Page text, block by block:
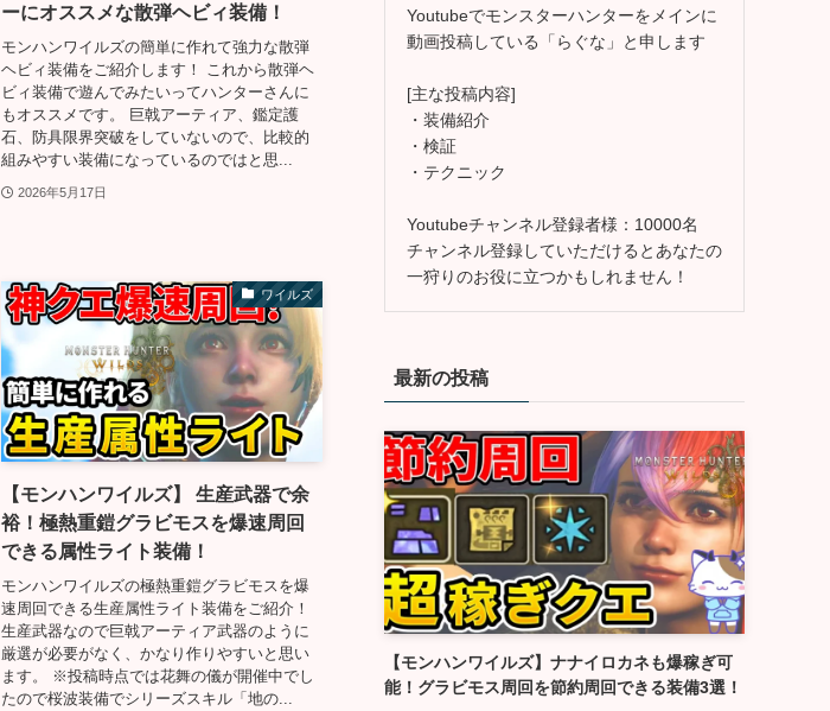
ーにオススメな散弾ヘビィ装備！
モンハンワイルズの簡単に作れて強力な散弾
ヘビィ装備をご紹介します！ これから散弾ヘ
ビィ装備で遊んでみたいってハンターさんに
もオススメです。 巨戟アーティア、鑑定護
石、防具限界突破をしていないので、比較的
組みやすい装備になっているのではと思...
2026年5月17日
ワイルズ
【モンハンワイルズ】 生産武器で余
裕！極熱重鎧グラビモスを爆速周回
できる属性ライト装備！
モンハンワイルズの極熱重鎧グラビモスを爆
速周回できる生産属性ライト装備をご紹介！
生産武器なので巨戟アーティア武器のように
厳選が必要がなく、かなり作りやすいと思い
ます。 ※投稿時点では花舞の儀が開催中でし
たので桜波装備でシリーズスキル「地の...
Youtubeでモンスターハンターをメインに
動画投稿している「らぐな」と申します
[主な投稿内容]
・装備紹介
・検証
・テクニック
Youtubeチャンネル登録者様：10000名
チャンネル登録していただけるとあなたの
一狩りのお役に立つかもしれません！
最新の投稿
【モンハンワイルズ】ナナイロカネも爆稼ぎ可
能！グラビモス周回を節約周回できる装備3選！